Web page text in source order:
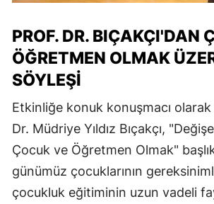
PROF. DR. BIÇAKÇI'DAN
ÖĞRETMEN OLMAK
SÖYLEŞI
Etkinliğe konuk konuşmacı olarak
Dr. Müdriye Yıldız Bıçakçı,
Çocuk ve Öğretmen Olmak"
günümüz çocuklarının
çocukluk eğitiminin uzun vadeli